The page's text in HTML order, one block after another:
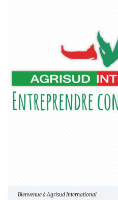
Bienvenue à Agrisud International